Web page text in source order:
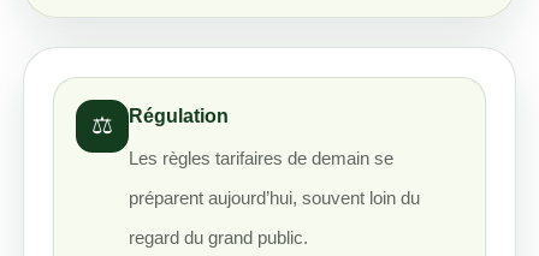
⚖️ Régulation
Les règles tarifaires de demain se
préparent aujourd’hui, souvent loin du
regard du grand public.